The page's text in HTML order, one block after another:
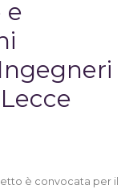
e
è convocata per il